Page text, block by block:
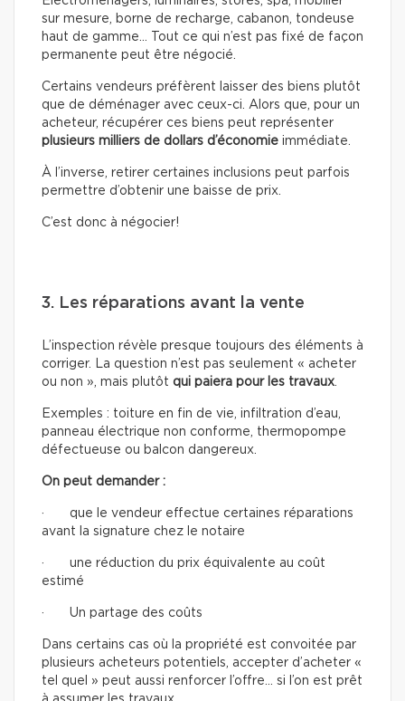
sur mesure, borne de recharge, cabanon, tondeuse
haut de gamme… Tout ce qui n’est pas fixé de façon
permanente peut être négocié.
Certains vendeurs préfèrent laisser des biens plutôt
que de déménager avec ceux-ci. Alors que, pour un
acheteur, récupérer ces biens peut représenter
plusieurs milliers de dollars d’économie immédiate.
À l’inverse, retirer certaines inclusions peut parfois
permettre d’obtenir une baisse de prix.
C’est donc à négocier!
3. Les réparations avant la vente
L’inspection révèle presque toujours des éléments à
corriger. La question n’est pas seulement « acheter
ou non », mais plutôt qui paiera pour les travaux.
Exemples : toiture en fin de vie, infiltration d’eau,
panneau électrique non conforme, thermopompe
défectueuse ou balcon dangereux.
On peut demander :
· que le vendeur effectue certaines réparations
avant la signature chez le notaire
· une réduction du prix équivalente au coût
estimé
· Un partage des coûts
Dans certains cas où la propriété est convoitée par
plusieurs acheteurs potentiels, accepter d’acheter «
tel quel » peut aussi renforcer l’offre… si l’on est prêt